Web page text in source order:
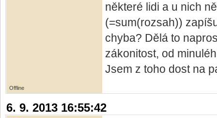
některé lidi a u nich
(=sum(rozsah))
chyba? Dělá to
zákonitost, od
Jsem z toho dost na
Offline
6. 9. 2013 16:55:42